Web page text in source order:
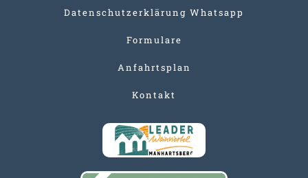
Datenschutzerklärung Whatsapp
Formulare
Anfahrtsplan
Kontakt